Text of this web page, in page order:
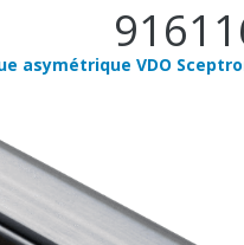
asymétrique VDO